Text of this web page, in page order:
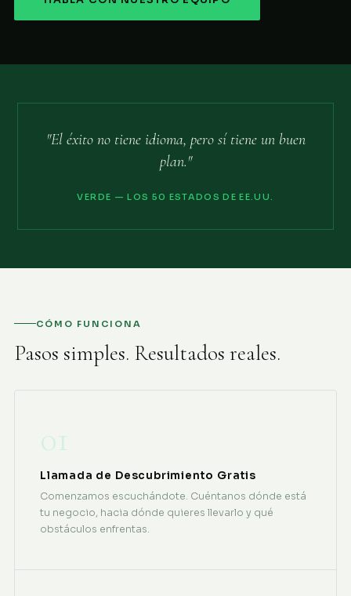
"El éxito no tiene idioma, pero sí tiene un buen
plan."
VERDE — LOS 50 ESTADOS DE EE.UU.
CÓMO FUNCIONA
Pasos simples. Resultados reales.
01
Llamada de Descubrimiento Gratis
Comenzamos escuchándote. Cuéntanos dónde está
tu negocio, hacia dónde quieres llevarlo y qué
obstáculos enfrentas.